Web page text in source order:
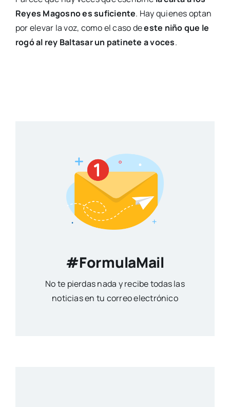
Reyes Magosno es suficiente. Hay quienes optan
por elevar la voz, como el caso deeste niño que le
rogó al rey Baltasar un patinete a voces.
#FormulaMail
No te pierdas nada y recibe todas las
noticias en tu correo electrónico